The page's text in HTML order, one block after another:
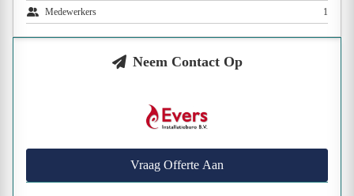
Medewerkers 1
Neem Contact Op
Vraag Offerte Aan